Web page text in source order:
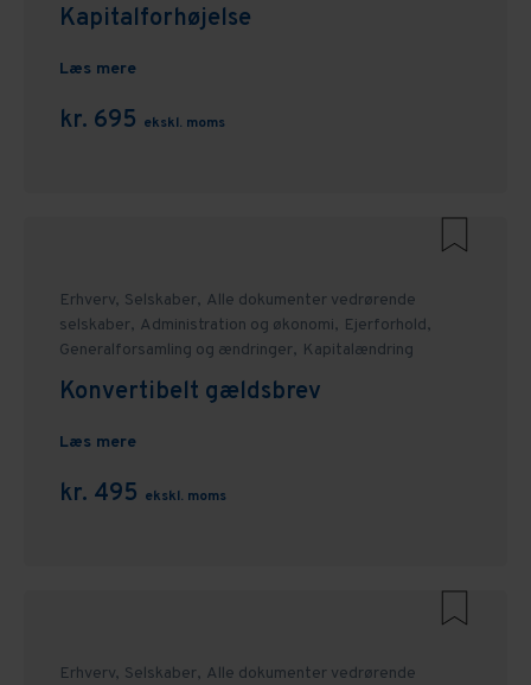
Kapitalforhøjelse
Læs mere
kr. 695 ekskl. moms
Erhverv, Selskaber, Alle dokumenter vedrørende
selskaber, Administration og økonomi, Ejerforhold,
Generalforsamling og ændringer, Kapitalændring
Konvertibelt gældsbrev
Læs mere
kr. 495 ekskl. moms
Erhverv, Selskaber, Alle dokumenter vedrørende